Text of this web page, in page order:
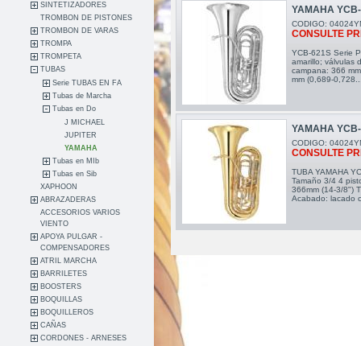
SINTETIZADORES
TROMBON DE PISTONES
TROMBON DE VARAS
TROMPA
TROMPETA
TUBAS
Serie TUBAS EN FA
Tubas de Marcha
Tubas en Do
J MICHAEL
JUPITER
YAMAHA
Tubas en MIb
Tubas en Sib
XAPHOON
ABRAZADERAS
ACCESORIOS VARIOS
VIENTO
APOYA PULGAR -
COMPENSADORES
ATRIL MARCHA
BARRILETES
BOOSTERS
BOQUILLAS
BOQUILLEROS
CAÑAS
CORDONES - ARNESES
YAMAHA
CODIGO:
CONSULTE
YCB-621S Serie
amarillo; válvulas
campana: 366
mm (0,689-
YAMAHA
CODIGO:
CONSULTE
TUBA YAMAHA
Tamaño 3/4 4
366mm (14-3/8")
Acabado: lacado